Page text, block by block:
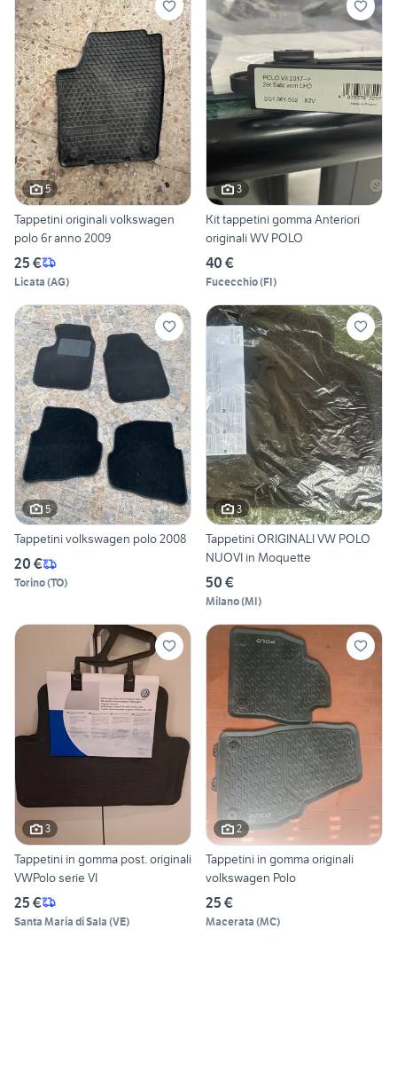
5
Tappetini originali volkswagen
polo 6r anno 2009
25 €
Licata (AG)
3
Kit tappetini gomma Anteriori
originali WV POLO
40 €
Fucecchio(FI)
5
Tappetini volkswagen polo 2008
20 €
Torino(TO)
3
Tappetini ORIGINALI VW POLO
NUOVI in Moquette
50 €
Milano(MI)
3
Tappetini in gomma post. originali
VWPolo serie VI
25 €
Santa Maria di Sala (VE)
2
Tappetini in gomma originali
volkswagen Polo
25 €
Macerata (MC)